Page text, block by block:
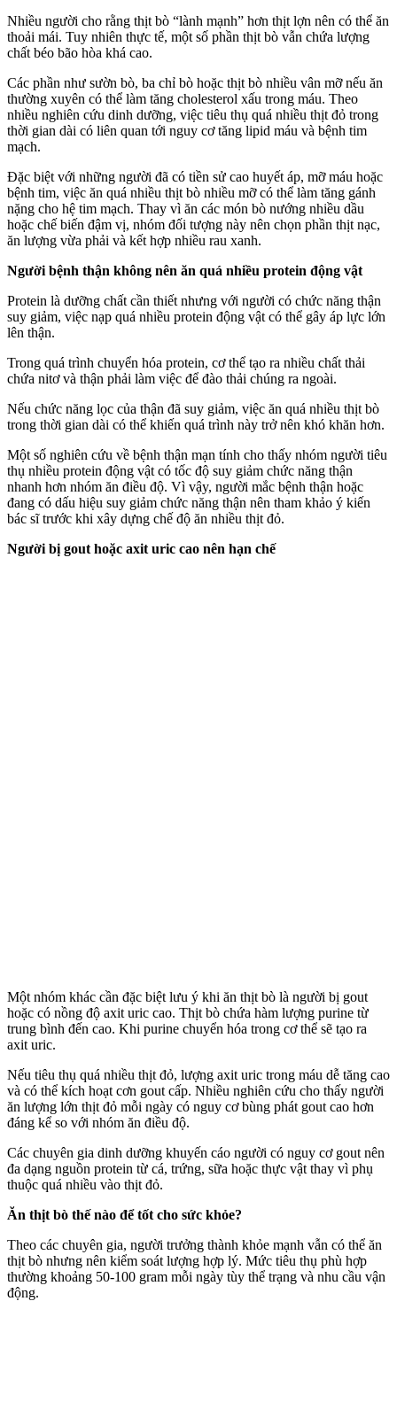
Nhiều người cho rằng thịt bò “lành mạnh” hơn thịt lợn nên có thể ăn
thoải mái. Tuy nhiên thực tế, một số phần thịt bò vẫn chứa lượng
chất béo bão hòa khá cao.
Các phần như sườn bò, ba chỉ bò hoặc thịt bò nhiều vân mỡ nếu ăn
thường xuyên có thể làm tăng cholesterol xấu trong máu. Theo
nhiều nghiên cứu dinh dưỡng, việc tiêu thụ quá nhiều thịt đỏ trong
thời gian dài có liên quan tới nguy cơ tăng lipid máu và bệnh tim
mạch.
Đặc biệt với những người đã có tiền sử cao huyết áp, mỡ máu hoặc
bệnh tim, việc ăn quá nhiều thịt bò nhiều mỡ có thể làm tăng gánh
nặng cho hệ tim mạch. Thay vì ăn các món bò nướng nhiều dầu
hoặc chế biến đậm vị, nhóm đối tượng này nên chọn phần thịt nạc,
ăn lượng vừa phải và kết hợp nhiều rau xanh.
Người bệnh thận không nên ăn quá nhiều protein động vật
Protein là dưỡng chất cần thiết nhưng với người có chức năng thận
suy giảm, việc nạp quá nhiều protein động vật có thể gây áp lực lớn
lên thận.
Trong quá trình chuyển hóa protein, c‌ơ th‌ể tạo ra nhiều chất thải
chứa nitơ và thận phải làm việc để đào thải chúng ra ngoài.
Nếu chức năng lọc của thận đã suy giảm, việc ăn quá nhiều thịt bò
trong thời gian dài có thể khiến quá trình này trở nên khó khăn hơn.
Một số nghiên cứu về bệnh thận mạn tính cho thấy nhóm người tiêu
thụ nhiều protein động vật có tốc độ suy giảm chức năng thận
nhanh hơn nhóm ăn điều độ. Vì vậy, người mắc bệnh thận hoặc
đang có dấu hiệu suy giảm chức năng thận nên tham khảo ý kiến
bác sĩ trước khi xây dựng chế độ ăn nhiều thịt đỏ.
Người bị gout hoặc axit uric cao nên hạn chế
Một nhóm khác cần đặc biệt lưu ý khi ăn thịt bò là người bị gout
hoặc có nồng độ axit uric cao. Thịt bò chứa hàm lượng purine từ
trung bình đến cao. Khi purine chuyển hóa trong c‌ơ th‌ể sẽ tạo ra
axit uric.
Nếu tiêu thụ quá nhiều thịt đỏ, lượng axit uric trong máu dễ tăng cao
và có thể kích hoạt cơn gout cấp. Nhiều nghiên cứu cho thấy người
ăn lượng lớn thịt đỏ mỗi ngày có nguy cơ bùng phát gout cao hơn
đáng kể so với nhóm ăn điều độ.
Các chuyên gia dinh dưỡng khuyến cáo người có nguy cơ gout nên
đa dạng nguồn protein từ cá, trứng, sữa hoặc thực vật thay vì phụ
thuộc quá nhiều vào thịt đỏ.
Ăn thịt bò thế nào để tốt cho sức khỏe?
Theo các chuyên gia, người trưởng thành khỏe mạnh vẫn có thể ăn
thịt bò nhưng nên kiểm soát lượng hợp lý. Mức tiêu thụ phù hợp
thường khoảng 50-100 gram mỗi ngày tùy thể trạng và nhu cầu vận
động.